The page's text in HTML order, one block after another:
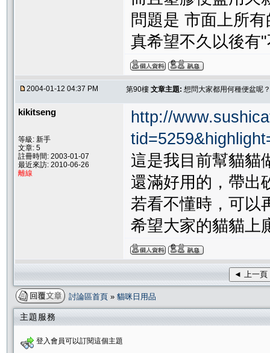
問題是 市面上所
真希望不久以後有
2004-01-12 04:37 PM 第90樓 文章主題: 想問大家都用何種便盆呢？
kikitseng
等級: 新手
文章: 5
註冊時間: 2003-01-07
最近來訪: 2010-06-26
離線
http://
這是我目前幫貓貓
還滿好用的，帶出
若看不懂時，可以
希望大家的貓貓上
◄ 上一頁
討論區首頁 » 貓咪日用品
主題服務
登入會員可以訂閱這個主題